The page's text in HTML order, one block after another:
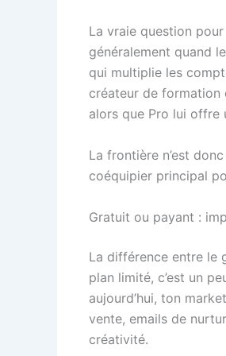
La vraie question pour
généralement quand
qui multiplie les
créateur de formation
alors que Pro lui offre
La frontière n’est
coéquipier principal
Gratuit ou payant :
La différence entre le
plan limité, c’est un
aujourd’hui, ton
vente, emails de
créativité.